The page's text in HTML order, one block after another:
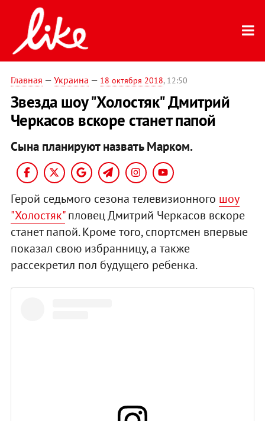
Главная — Украина — 18 октября 2018, 12:50
Звезда шоу "Холостяк" Дмитрий
Черкасов вскоре станет папой
Сына планируют назвать Марком.
Герой седьмого сезона телевизионного шоу
"Холостяк"пловец Дмитрий Черкасов вскоре
станет папой. Кроме того, спортсмен впервые
показал свою избранницу, а также
рассекретил пол будущего ребенка.